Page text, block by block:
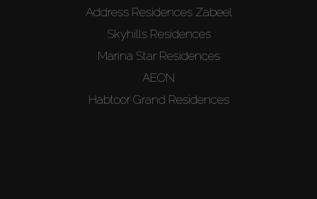
Address Residences Zabeel
Skyhills Residences
Marina Star Residences
AEON
Habtoor Grand Residences